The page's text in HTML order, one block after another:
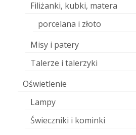
Filiżanki, kubki, matera
porcelana i złoto
Misy i patery
Talerze i talerzyki
Oświetlenie
Lampy
Świeczniki i kominki